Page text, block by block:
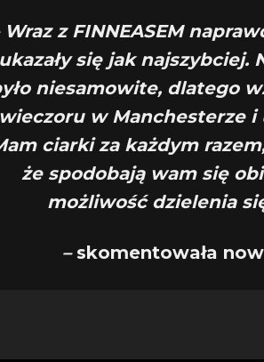
Wraz z FINNEASEM
ukazały się jak najszybciej.
niesamowite, dlatego
wieczoru w Manchesterze
ciarki za każdym
że spodobają wam się
możliwość dzielenia
– skomentowała